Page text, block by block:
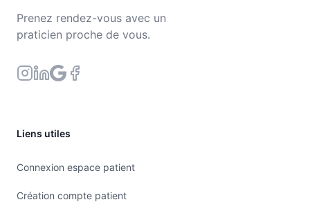
Prenez rendez-vous avec un
praticien proche de vous.
Liens utiles
Connexion espace patient
Création compte patient